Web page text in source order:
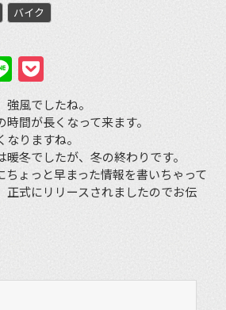
バイク
Line
風でしたね。
間が長くなって来ます。
りますね。
冬でしたが、冬の終わりです。
ちょっと早まった情報を書いちゃって
正式にリリースされましたのでお伝